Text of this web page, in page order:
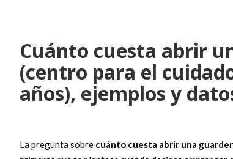
Cuánto cuesta abrir
(centro para el
años), ejemplos y
La pregunta sobre cuánto cuesta abrir una